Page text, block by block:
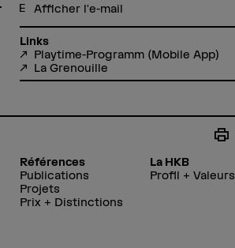
Afficher l'e-mail
Links
Playtime-Programm (Mobile App)
La Grenouille
Références
Publications
Projets
Prix + Distinctions
La HKB
Profil + Valeurs